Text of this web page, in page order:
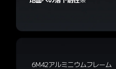
6M42アルミニウムフレーム